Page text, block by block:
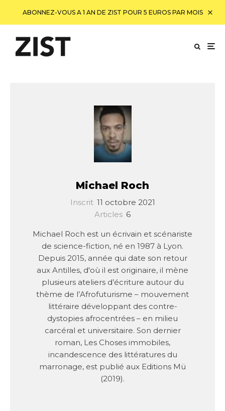
ABONNEZ-VOUS A 1 AN DE ZIST POUR 5 EUROS PAR MOIS
Michael Roch
Inscrit 11 octobre 2021
Articles 6
Michael Roch est un écrivain et scénariste
de science-fiction, né en 1987 à Lyon.
Depuis 2015, année qui date son retour
aux Antilles, d'où il est originaire, il mène
plusieurs ateliers d’écriture autour du
thème de l’Afrofuturisme – mouvement
littéraire développant des contre-
dystopies afrocentrées – en milieu
carcéral et universitaire. Son dernier
roman, Les Choses immobiles,
incandescence des littératures du
marronage, est publié aux Editions Mü
(2019).